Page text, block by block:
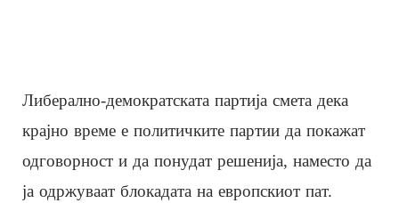
Либерално-демократската партија смета дека
крајно време е политичките партии да покажат
одговорност и да понудат решенија, наместо да
ја одржуваат блокадата на европскиот пат.